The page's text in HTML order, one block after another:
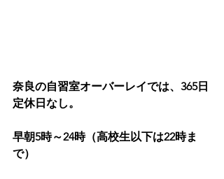
奈良の自習室オーバーレイでは、365日
定休日なし。
早朝5時～24時（高校生以下は22時ま
で）